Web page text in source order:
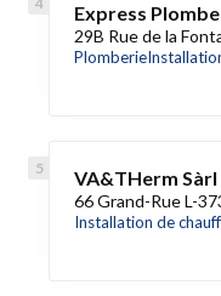
Express
29B Rue de la
Plomberie
VA&THerm Sàrl
66 Grand-Rue L-
Installation de